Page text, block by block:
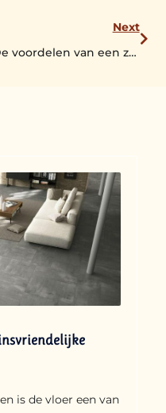
Next
De voordelen van een zwembad in de tuin
is de vloer een van